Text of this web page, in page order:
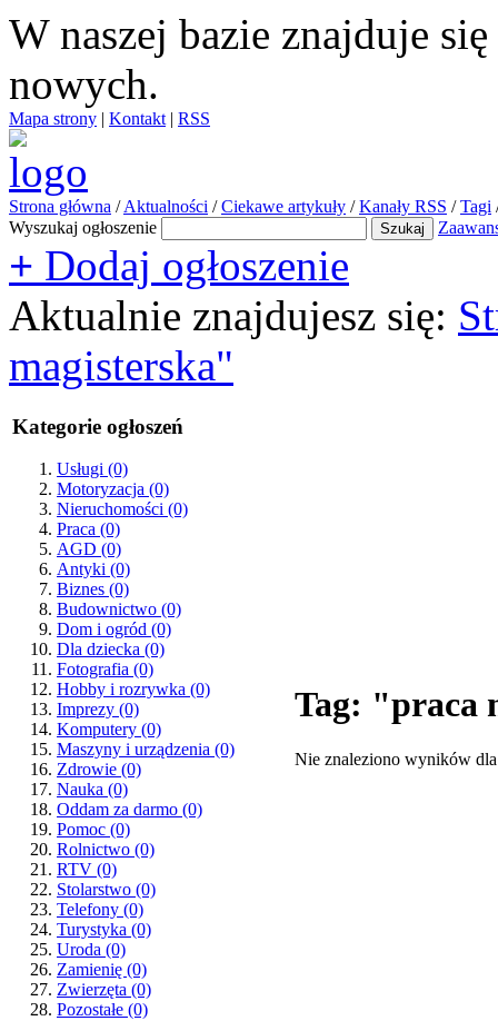
W naszej bazie znajduje się
nowych.
Mapa strony | Kontakt | RSS
Strona główna / Aktualności / Ciekawe artykuły / Kanały RSS / Tagi
Wyszukaj ogłoszenie
+ Dodaj ogłoszenie
Aktualnie znajdujesz się:
magisterska"
Kategorie ogłoszeń
Usługi (0)
Motoryzacja (0)
Nieruchomości (0)
Praca (0)
AGD (0)
Antyki (0)
Biznes (0)
Budownictwo (0)
Dom i ogród (0)
Dla dziecka (0)
Fotografia (0)
Hobby i rozrywka (0)
Imprezy (0)
Komputery (0)
Maszyny i urządzenia (0)
Zdrowie (0)
Nauka (0)
Oddam za darmo (0)
Pomoc (0)
Rolnictwo (0)
RTV (0)
Stolarstwo (0)
Telefony (0)
Turystyka (0)
Uroda (0)
Zamienię (0)
Zwierzęta (0)
Pozostałe (0)
Tag: "praca
Nie znaleziono wyników